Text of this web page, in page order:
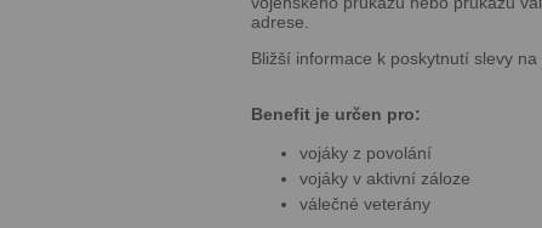
adrese.
Bližší informace k poskytnutí slevy
Benefit je určen pro:
vojáky z povolání
vojáky v aktivní záloze
válečné veterány